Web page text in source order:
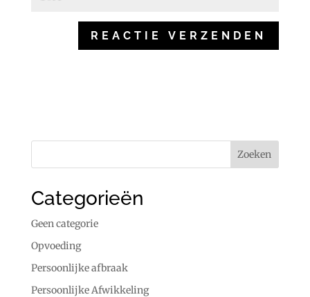
Categorieën
Geen categorie
Opvoeding
Persoonlijke afbraak
Persoonlijke Afwikkeling